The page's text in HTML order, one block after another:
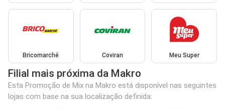
Bricomarché Coviran Meu Super
Filial mais próxima da Makro
Esta Promoção de Mix na Makro está disponível nas seguintes
lojas com base na sua localização definida: